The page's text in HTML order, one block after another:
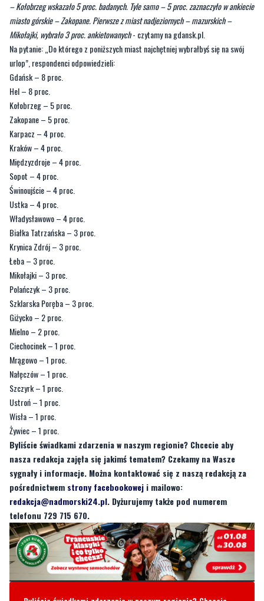
aequo z Helem, rodacy wskazywali najczęściej, jako wymarzoną wakacyjną
destynację. Miasta te wybrało po 8 proc spośród 1132 respondentów. Również
kolejne w rankingu miasto pokazuje, że większość wybrałaby destynację nadmorską
– Kołobrzeg wskazało 5 proc. badanych. Tyle samo – 5 proc. zaznaczyło w ankiecie
miasto górskie – Zakopane. Pierwsze z miast nadjeziornych – mazurskich –
Mikołajki, wybrało 3 proc. ankietowanych
Na pytanie: „Do którego z poniższych miast najchętniej wybrałbyś się na swój
urlop”, respondenci odpowiedzieli:
Gdańsk – 8 proc.
Hel – 8 proc.
Kołobrzeg – 5 proc.
Zakopane – 5 proc.
Karpacz – 4 proc.
Kraków – 4 proc.
Międzyzdroje – 4 proc.
Sopot – 4 proc.
Świnoujście – 4 proc.
Ustka – 4 proc.
Władysławowo – 4 proc.
Białka Tatrzańska – 3 proc.
Krynica Zdrój – 3 proc.
Łeba – 3 proc.
Mikołajki – 3 proc.
Polańczyk – 3 proc.
Szklarska Poręba – 3 proc.
Giżycko – 2 proc.
Mielno – 2 proc.
Ciechocinek – 1 proc.
Mrągowo – 1 proc.
Nałęczów – 1 proc.
Szczyrk – 1 proc.
Ustroń – 1 proc.
Wisła – 1 proc.
Żywiec – 1 proc.
Byliście świadkami zdarzenia w naszym regionie? Chcecie aby
nasza redakcja zajęła się jakimś tematem? Czekamy na Wasze
sygnały i informacje. Można kontaktować się z naszą redakcją za
pośrednictwemstrony facebookoweji mailowo:
redakcja@nadmorski24.pl. Dyżurujemy także pod numerem
telefonu 729 715 670.